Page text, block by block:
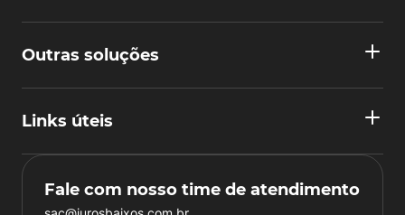
Outras soluções
Links úteis
Fale com nosso time de atendimento